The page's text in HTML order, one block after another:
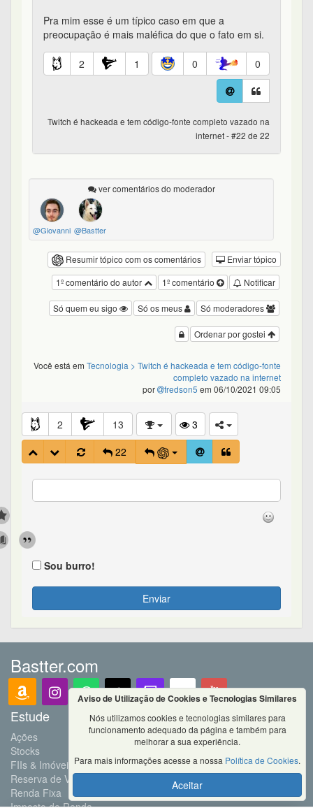
Pra mim esse é um típico caso em que a
preocupação é mais maléfica do que o fato em si.
2 1 0 0
Twitch é hackeada e tem código-fonte completo vazado na
internet - #22 de 22
ver comentários do moderador
@Giovanni @Bastter
Resumir tópico com os comentários
Enviar tópico
Notificar
1º comentário
1º comentário do autor
Só moderadores
Só os meus
Só quem eu sigo
Ordenar por gostei
Você está em Tecnologia > Twitch é hackeada e tem código-fonte
completo vazado na internet
por
fredson5 em 06/10/2021 09:05
2 13
3
22
Sou burro!
Enviar
Bastter.com
Estude
Ações
Stocks
FIIs & Imóveis
Reserva de Valor
Renda Fixa
Aviso de Utilização de Cookies e Tecnologias Similares
Nós utilizamos cookies e tecnologias similares para
funcionamento adequado da página e também para
melhorar a sua experiência.
Para mais informações acesse a nossa Política de Cookies.
Aceitar